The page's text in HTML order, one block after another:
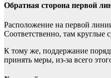
Обратная сторона первой
Расположение на первой
Соответственно, там круглые
К тому же, поддержание
принять меры, из-за всего